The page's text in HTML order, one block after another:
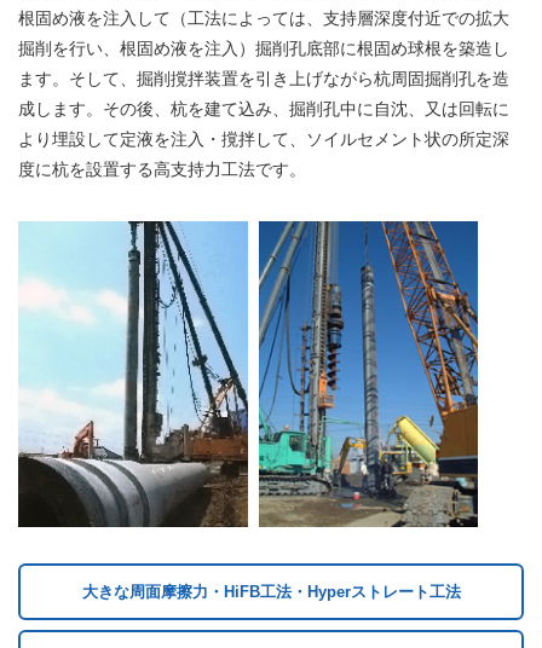
根固め液を注入して（工法によっては、支持層深度付近での拡大
掘削を行い、根固め液を注入）掘削孔底部に根固め球根を築造し
ます。そして、掘削撹拌装置を引き上げながら杭周固掘削孔を造
成します。その後、杭を建て込み、掘削孔中に自沈、又は回転に
より埋設して定液を注入・撹拌して、ソイルセメント状の所定深
度に杭を設置する高支持力工法です。
大きな周面摩擦力・ HiFB工法・ Hyperストレート工法